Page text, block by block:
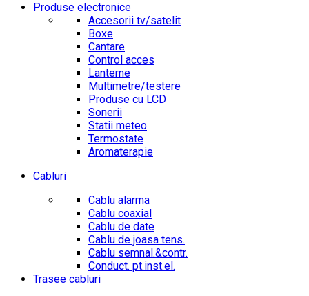
Produse electronice
Accesorii tv/satelit
Boxe
Cantare
Control acces
Lanterne
Multimetre/testere
Produse cu LCD
Sonerii
Statii meteo
Termostate
Aromaterapie
Cabluri
Cablu alarma
Cablu coaxial
Cablu de date
Cablu de joasa tens.
Cablu semnal.&contr.
Conduct. pt.inst.el.
Trasee cabluri